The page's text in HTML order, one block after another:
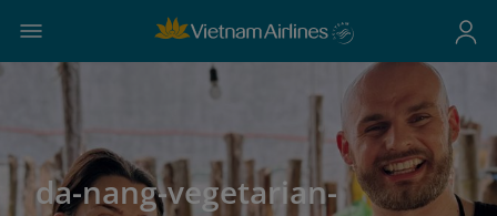
da-nang-vegetarian-